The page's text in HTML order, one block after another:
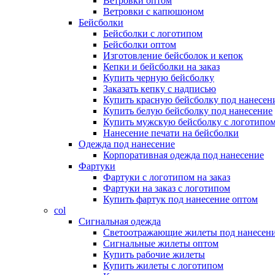
Ветровки с капюшоном
Бейсболки
Бейсболки с логотипом
Бейсболки оптом
Изготовление бейсболок и кепок
Кепки и бейсболки на заказ
Купить черную бейсболку
Заказать кепку с надписью
Купить красную бейсболку под
Купить белую бейсболку под нанесение
Купить мужскую бейсболку с
Нанесение печати на бейсболки
Одежда под нанесение
Корпоративная одежда под нанесение
Фартуки
Фартуки с логотипом на заказ
Фартуки на заказ с логотипом
Купить фартук под нанесение оптом
col
Сигнальная одежда
Светоотражающие жилеты под
Сигнальные жилеты оптом
Купить рабочие жилеты
Купить жилеты с логотипом